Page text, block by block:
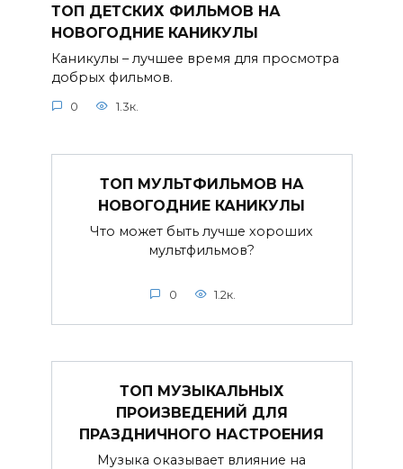
ТОП ДЕТСКИХ ФИЛЬМОВ НА
НОВОГОДНИЕ КАНИКУЛЫ
Каникулы – лучшее время для просмотра
добрых фильмов.
0 1.3к.
ТОП МУЛЬТФИЛЬМОВ НА
НОВОГОДНИЕ КАНИКУЛЫ
Что может быть лучше хороших
мультфильмов?
0 1.2к.
ТОП МУЗЫКАЛЬНЫХ
ПРОИЗВЕДЕНИЙ ДЛЯ
ПРАЗДНИЧНОГО НАСТРОЕНИЯ
Музыка оказывает влияние на